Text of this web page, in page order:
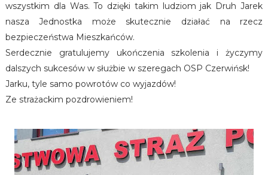
wszystkim dla Was. To dzięki takim ludziom jak Druh Jarek
nasza Jednostka może skutecznie działać na rzecz
bezpieczeństwa Mieszkańców.
Serdecznie gratulujemy ukończenia szkolenia i życzymy
dalszych sukcesów w służbie w szeregach OSP Czerwińsk!
Jarku, tyle samo powrotów co wyjazdów!
Ze strażackim pozdrowieniem!